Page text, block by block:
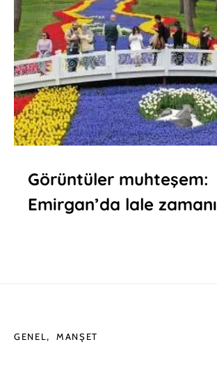
Görüntüler muhteşem:
Emirgan’da lale zamanı
GENEL MANŞET